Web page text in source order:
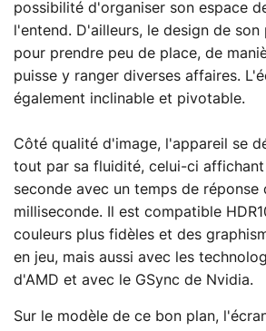
possibilité d'organiser son espace
l'entend. D'ailleurs, le design de
pour prendre peu de place, de
puisse y ranger diverses affaires.
également inclinable et pivotable.
Côté qualité d'image, l'appareil se
tout par sa fluidité, celui-ci affichant
seconde avec un temps de réponse
milliseconde. Il est compatible
couleurs plus fidèles et des
en jeu, mais aussi avec les
d'AMD et avec le GSync de Nvidia.
Sur le modèle de ce bon plan,